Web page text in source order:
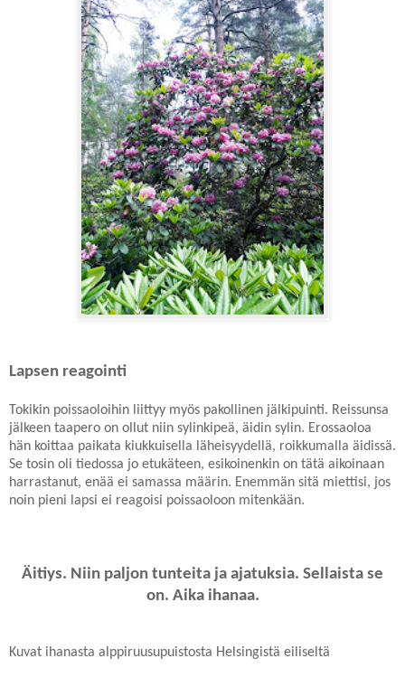
Lapsen reagointi
Tokikin poissaoloihin liittyy myös pakollinen jälkipuinti. Reissunsa
jälkeen taapero on ollut niin sylinkipeä, äidin sylin. Erossaoloa
hän koittaa paikata kiukkuisella läheisyydellä, roikkumalla äidissä.
Se tosin oli tiedossa jo etukäteen, esikoinenkin on tätä aikoinaan
harrastanut, enää ei samassa määrin. Enemmän sitä miettisi, jos
noin pieni lapsi ei reagoisi poissaoloon mitenkään.
Äitiys. Niin paljon tunteita ja ajatuksia. Sellaista se
on. Aika ihanaa.
Kuvat ihanasta alppiruusupuistosta Helsingistä eiliseltä